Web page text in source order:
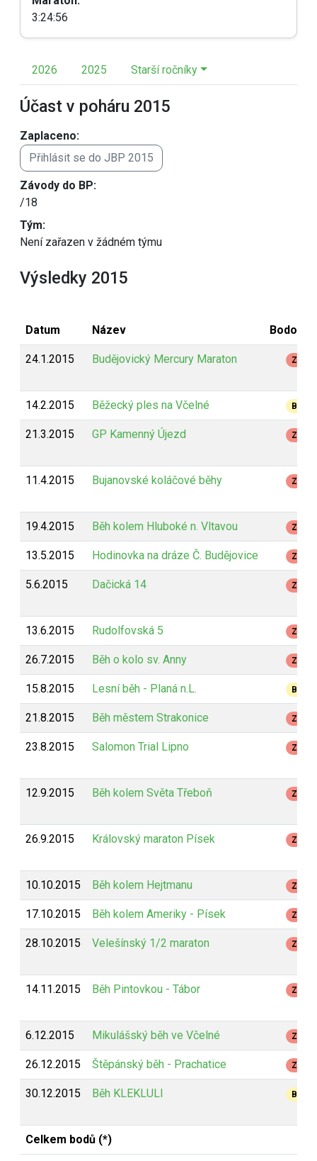
3:24:56
2026 2025 Starší ročníky
Účast v poháru 2015
Zaplaceno:
Přihlásit se do JBP 2015
Závody do BP:
/18
Tým:
Není zařazen v žádném týmu
Výsledky 2015
Datum Název
24.1.2015 Budějovický Mercury Maraton Z
14.2.2015 Běžecký ples na Včelné B
21.3.2015 GP Kamenný Újezd Z
11.4.2015 Bujanovské koláčové běhy Z
19.4.2015 Běh kolem Hluboké n. Vltavou Z
13.5.2015 Hodinovka na dráze Č. Budějovice Z
5.6.2015 Dačická 14 Z
13.6.2015 Rudolfovská 5 Z
26.7.2015 Běh o kolo sv. Anny Z
15.8.2015 Lesní běh - Planá n.L. B
21.8.2015 Běh městem Strakonice Z
23.8.2015 Salomon Trial Lipno Z
12.9.2015 Běh kolem Světa Třeboň Z
26.9.2015 Královský maraton Písek Z
10.10.2015 Běh kolem Hejtmanu Z
17.10.2015 Běh kolem Ameriky - Písek Z
28.10.2015 Velešínský 1/2 maraton Z
14.11.2015 Běh Pintovkou - Tábor Z
6.12.2015 Mikulášský běh ve Včelné Z
26.12.2015 Štěpánský běh - Prachatice Z
30.12.2015 Běh KLEKLULI B
Celkem bodů (*)